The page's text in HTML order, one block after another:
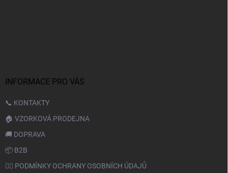
INFORMACE PRO VÁS
📞 KONTAKTY
🏠 VZORKOVÁ PRODEJNA
🚚 DOPRAVA
📦 B2B
🙆‍♂️ PODMÍNKY OCHRANY OSOBNÍCH ÚDAJŮ